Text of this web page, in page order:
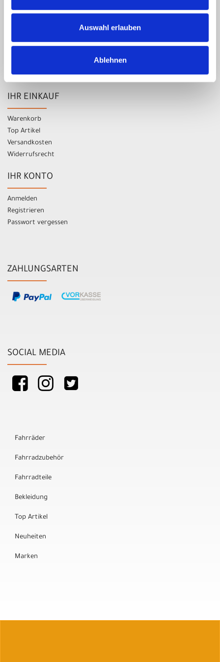
Auswahl erlauben
Ablehnen
UNSER UNTERNEHMEN
Impressum
Batterieentsorgung
IHR EINKAUF
Warenkorb
Top Artikel
Versandkosten
Widerrufsrecht
IHR KONTO
Anmelden
Registrieren
Passwort vergessen
ZAHLUNGSARTEN
SOCIAL MEDIA
Fahrräder
Fahrradzubehör
Fahrradteile
Bekleidung
Top Artikel
Neuheiten
Marken